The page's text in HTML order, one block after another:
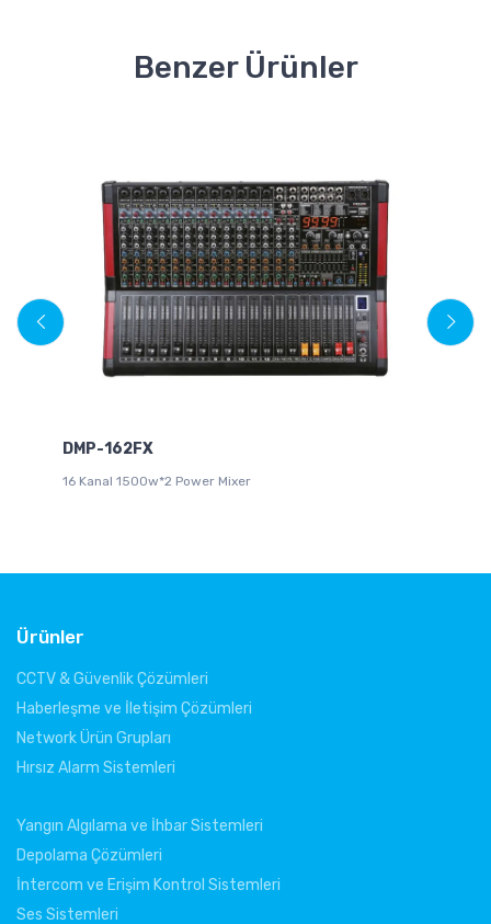
Benzer Ürünler
DMP-162FX
16 Kanal 1500w*2 Power Mixer
Ürünler
CCTV & Güvenlik Çözümleri
Haberleşme ve İletişim Çözümleri
Network Ürün Grupları
Hırsız Alarm Sistemleri
Yangın Algılama ve İhbar Sistemleri
Depolama Çözümleri
İntercom ve Erişim Kontrol Sistemleri
Ses Sistemleri